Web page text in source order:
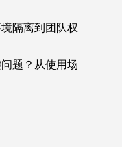
隔离到团队权
题？从使用场